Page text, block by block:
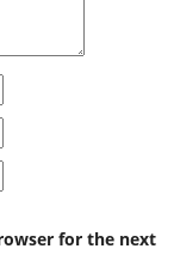
for the next